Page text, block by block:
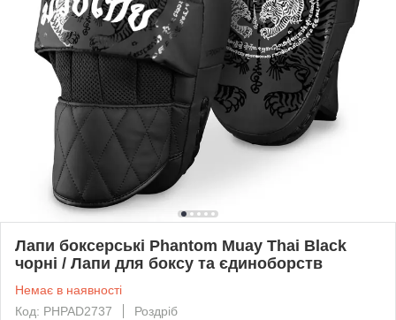
Лапи боксерські Phantom Muay Thai Black
чорні / Лапи для боксу та єдиноборств
Немає в наявності
Код: PHPAD2737
Роздріб